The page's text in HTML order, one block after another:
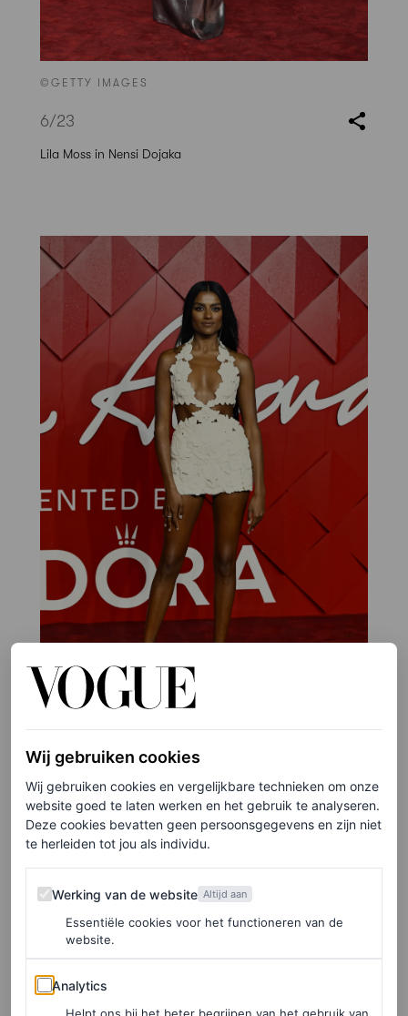
©GETTY IMAGES
6/23
Lila Moss in Nensi Dojaka
©GETTY IMAGES
7/23
Simone Ashley in Valentino
Wij gebruiken cookies
Wij gebruiken cookies en vergelijkbare technieken om onze
website goed te laten werken en het gebruik te analyseren.
Deze cookies bevatten geen persoonsgegevens en zijn niet
te herleiden tot jou als individu.
Werking van de website
Werking van de website Altijd aan
Essentiële cookies voor het functioneren van de
website.
Analytics
Analytics